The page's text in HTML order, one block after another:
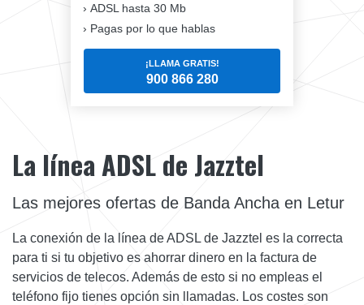
ADSL hasta 30 Mb
Pagas por lo que hablas
¡LLAMA GRATIS!
900 866 280
La línea ADSL de Jazztel
Las mejores ofertas de Banda Ancha en Letur
La conexión de la línea de ADSL de Jazztel es la correcta
para ti si tu objetivo es ahorrar dinero en la factura de
servicios de telecos. Además de esto si no empleas el
teléfono fijo tienes opción sin llamadas. Los costes son